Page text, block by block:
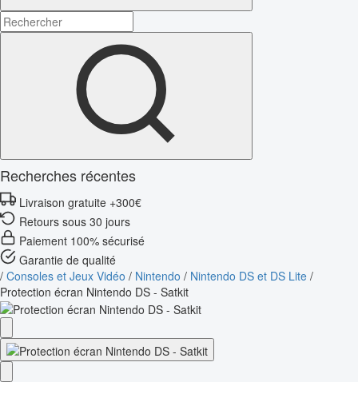
Recherches récentes
Livraison gratuite +300€
Retours sous 30 jours
Paiement 100% sécurisé
Garantie de qualité
/ Consoles et Jeux Vidéo / Nintendo / Nintendo DS et DS Lite /
Protection écran Nintendo DS - Satkit